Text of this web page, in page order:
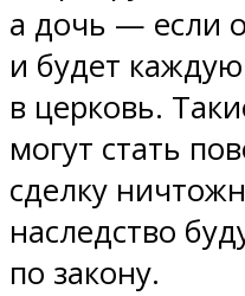
а дочь — если
и будет
в церковь.
могут стать
сделку
наследство
по закону.